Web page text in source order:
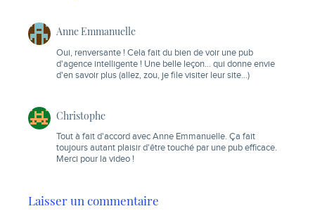
Anne Emmanuelle
Oui, renversante ! Cela fait du bien de voir une pub
d'agence intelligente ! Une belle leçon… qui donne envie
d'en savoir plus (allez, zou, je file visiter leur site…)
Christophe
Tout à fait d'accord avec Anne Emmanuelle. Ça fait
toujours autant plaisir d'être touché par une pub efficace.
Merci pour la video !
Laisser un commentaire